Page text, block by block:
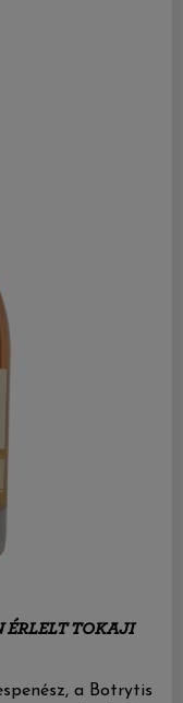
ÉRLELT TOKAJI
a Botrytis